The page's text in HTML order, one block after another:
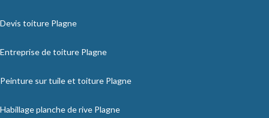
Devis toiture Plagne
Entreprise de toiture Plagne
Peinture sur tuile et toiture Plagne
Habillage planche de rive Plagne